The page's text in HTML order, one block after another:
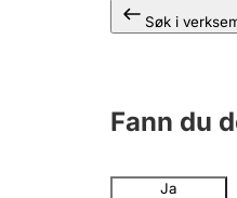
Søk i
Fann du
Ja